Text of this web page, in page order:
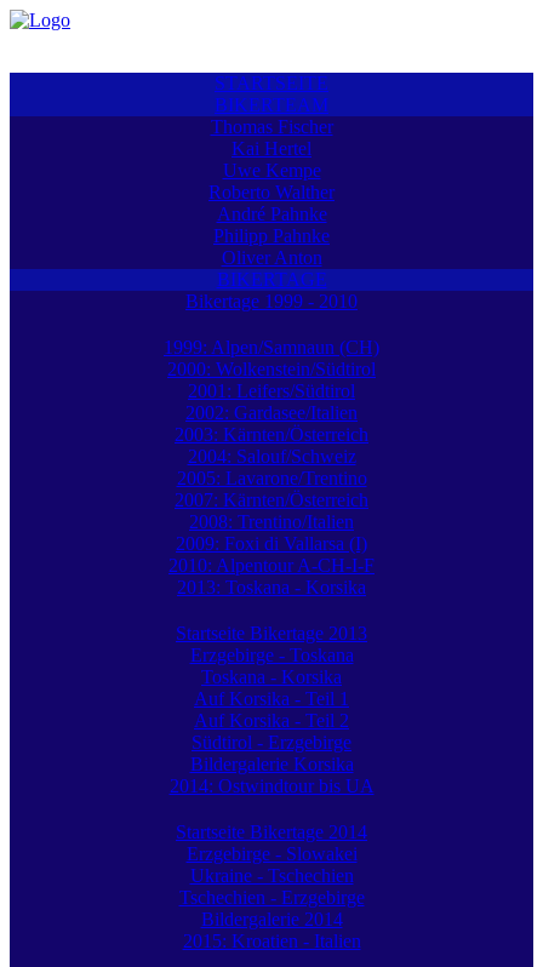
STARTSEITE
BIKERTEAM
Thomas Fischer
Kai Hertel
Uwe Kempe
Roberto Walther
André Pahnke
Philipp Pahnke
Oliver Anton
BIKERTAGE
Bikertage 1999 - 2010
1999: Alpen/Samnaun (CH)
2000: Wolkenstein/Südtirol
2001: Leifers/Südtirol
2002: Gardasee/Italien
2003: Kärnten/Österreich
2004: Salouf/Schweiz
2005: Lavarone/Trentino
2007: Kärnten/Österreich
2008: Trentino/Italien
2009: Foxi di Vallarsa (I)
2010: Alpentour A-CH-I-F
2013: Toskana - Korsika
Startseite Bikertage 2013
Erzgebirge - Toskana
Toskana - Korsika
Auf Korsika - Teil 1
Auf Korsika - Teil 2
Südtirol - Erzgebirge
Bildergalerie Korsika
2014: Ostwindtour bis UA
Startseite Bikertage 2014
Erzgebirge - Slowakei
Ukraine - Tschechien
Tschechien - Erzgebirge
Bildergalerie 2014
2015: Kroatien - Italien